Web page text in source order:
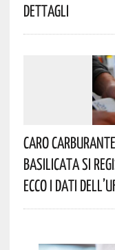
Dettagli
Caro
Basilicata Si
Ecco I Dati